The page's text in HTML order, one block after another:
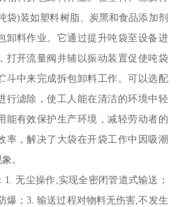
袋)装如塑料树脂、炭黑和食品添加剂
卸料作业。它通过提升吨袋至设备进
打开流量阀并辅以振动装置促使吨袋
斗中来完成拆包卸料工作。可以选配
行滤除，使工人能在清洁的环境中轻
能有效保护生产环境，减轻劳动者的
率，解决了大袋在开袋工作中因吸潮
。
无尘操作,实现全密闭管道式输送；
爆；3. 输送过程对物料无伤害,不发生